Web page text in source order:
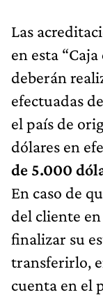
Las
en esta
deberán
efectuadas
el país de
dólares en
de 5.000
En caso de
del cliente
finalizar su
transferirlo,
cuenta en el